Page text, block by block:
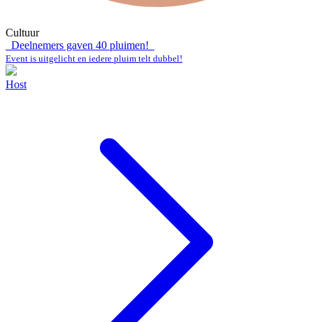
Cultuur
Deelnemers gaven 40 pluimen!
Event is uitgelicht en iedere pluim telt dubbel!
Host